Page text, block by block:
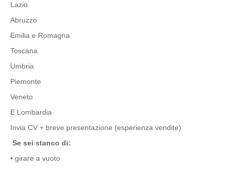
Lazio
Abruzzo
Emilia e Romagna
Toscana
Umbria
Piemonte
Veneto
E Lombardia
Invia CV + breve presentazione (esperienza vendite)
Se sei stanco di:
• girare a vuoto